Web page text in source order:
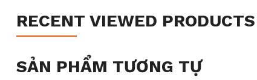
RECENT VIEWED PRODUCTS
SẢN PHẨM TƯƠNG TỰ